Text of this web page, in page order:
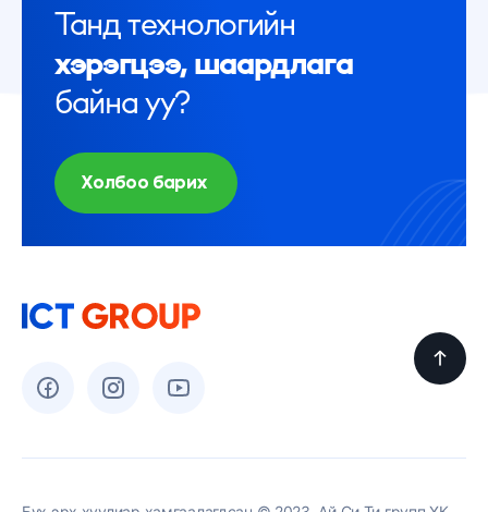
Танд технологийн
хэрэгцээ, шаардлага
байна уу?
Холбоо барих